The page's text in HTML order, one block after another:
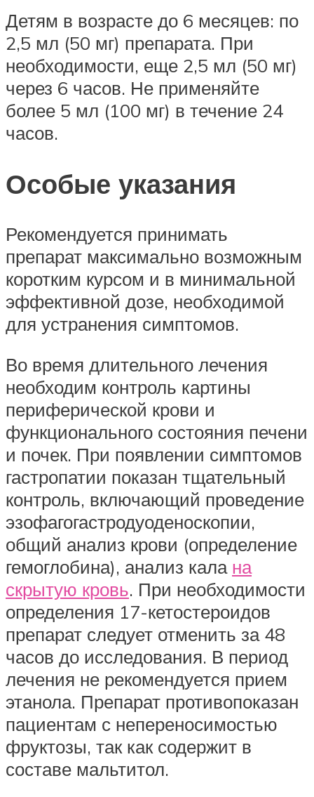
Детям в возрасте до 6 месяцев: по
2,5 мл (50 мг) препарата. При
необходимости, еще 2,5 мл (50 мг)
через 6 часов. Не применяйте
более 5 мл (100 мг) в течение 24
часов.
Особые указания
Рекомендуется принимать
препарат максимально возможным
коротким курсом и в минимальной
эффективной дозе, необходимой
для устранения симптомов.
Во время длительного лечения
необходим контроль картины
периферической крови и
функционального состояния печени
и почек. При появлении симптомов
гастропатии показан тщательный
контроль, включающий проведение
эзофагогастродуоденоскопии,
общий анализ крови (определение
гемоглобина), анализ кала на
скрытую кровь. При необходимости
определения 17-кетостероидов
препарат следует отменить за 48
часов до исследования. В период
лечения не рекомендуется прием
этанола. Препарат противопоказан
пациентам с непереносимостью
фруктозы, так как содержит в
составе мальтитол.